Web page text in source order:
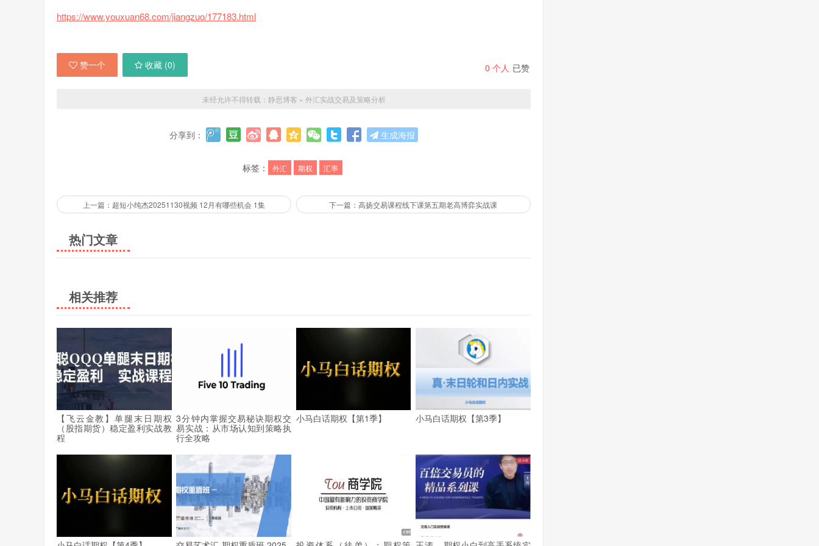
https://www.youxuan68.com/jiangzuo/177183.html
0 个人 已赞
赞一个 收藏 (0)
未经允许不得转载： 静思博客 » 外汇实战交易及策略分析
分享到： 生成海报
标签： 外汇 期权 汇率
上一篇：超短小纯杰20251130视频 12月有哪些机会 1集 下一篇：高扬交易课程线下课第五期老高博弈实战课
热门文章
相关推荐
【飞云金教】单腿末日期权
（股指期货）稳定盈利实战教
程
3分钟内掌握交易秘诀期权交
易实战：从市场认知到策略执
行全攻略
小马白话期权【第1季】 小马白话期权【第3季】